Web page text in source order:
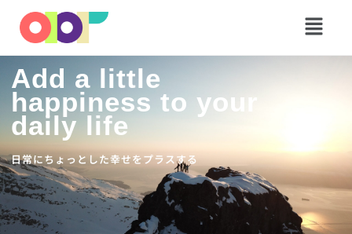
メ
ニ
ュ
Add a little
happiness to your
daily life
日常にちょっとした幸せをプラスする